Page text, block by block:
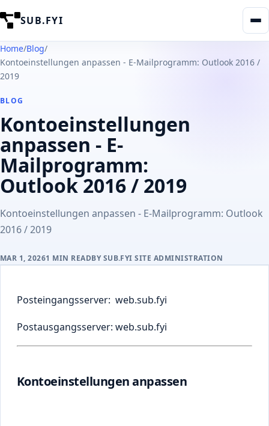
SUB.FYI
Home/Blog/
Kontoeinstellungen anpassen - E-Mailprogramm: Outlook 2016 /
2019
BLOG
Kontoeinstellungen
anpassen - E-
Mailprogramm:
Outlook 2016 / 2019
Kontoeinstellungen anpassen - E-Mailprogramm: Outlook
2016 / 2019
MAR 1, 20261 MIN READBYSUB.FYI SITE ADMINISTRATION
Posteingangsserver: web.sub.fyi
Postausgangsserver: web.sub.fyi
Kontoeinstellungen anpassen